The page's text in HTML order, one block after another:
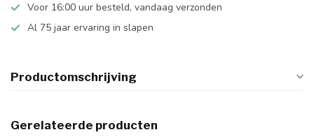
Voor 16:00 uur besteld, vandaag verzonden
Al 75 jaar ervaring in slapen
Productomschrijving
Gerelateerde producten